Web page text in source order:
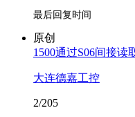
最后回复时间
原创
1500通过S06间接读
大连德嘉工控
2/205